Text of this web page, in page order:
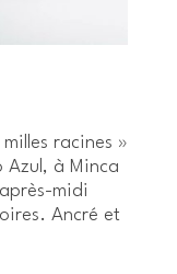
racines »
Azul, à Minca
midi
Ancré et